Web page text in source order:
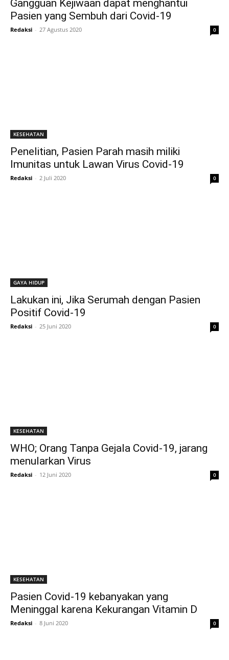
Gangguan Kejiwaan dapat menghantui
Pasien yang Sembuh dari Covid-19
Redaksi - 27 Agustus 2020 0
KESEHATAN
Penelitian, Pasien Parah masih miliki
Imunitas untuk Lawan Virus Covid-19
Redaksi - 2 Juli 2020 0
GAYA HIDUP
Lakukan ini, Jika Serumah dengan Pasien
Positif Covid-19
Redaksi - 25 Juni 2020 0
KESEHATAN
WHO; Orang Tanpa Gejala Covid-19, jarang
menularkan Virus
Redaksi - 12 Juni 2020 0
KESEHATAN
Pasien Covid-19 kebanyakan yang
Meninggal karena Kekurangan Vitamin D
Redaksi - 8 Juni 2020 0